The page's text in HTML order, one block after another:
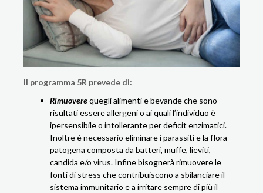
Il programma 5R prevede di:
Rimuoverequegli alimenti e bevande che sono
risultati essere allergeni o ai quali l’individuo è
ipersensibile o intollerante per deficit enzimatici.
Inoltre è necessario eliminare i parassiti e la flora
patogena composta da batteri, muffe, lieviti,
candida e/o virus. Infine bisognerà rimuovere le
fonti di stress che contribuiscono a sbilanciare il
sistema immunitario e a irritare sempre di più il